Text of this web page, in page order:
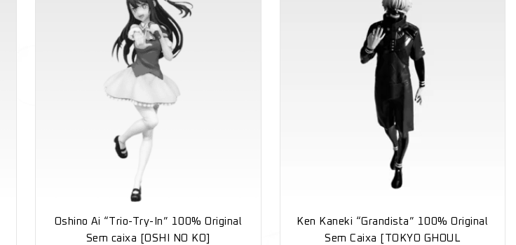
Oshino Ai “Trio-Try-In” 100% Original
Sem caixa [OSHI NO KO]
Ken Kaneki “Grandista” 100% Original
Sem Caixa [TOKYO GHOUL